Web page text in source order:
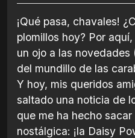
¡Qué pasa, chavales!
plomillos hoy? Por
un ojo a las
del mundillo de las
Y hoy, mis queridos
saltado una noticia de
que me ha hecho sacar
nostálgica: ¡la Daisy